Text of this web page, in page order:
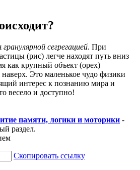
гранулярной сегрегацией. При
(рис) легче находят путь вниз
как крупный объект (орех)
Это маленькое чудо физики
интерес к познанию мира и
весело и доступно!
памяти, логики и моторики -
раздел.
Скопировать ссылку